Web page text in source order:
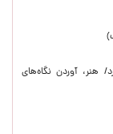
هنر، آوردن نگاه‌های